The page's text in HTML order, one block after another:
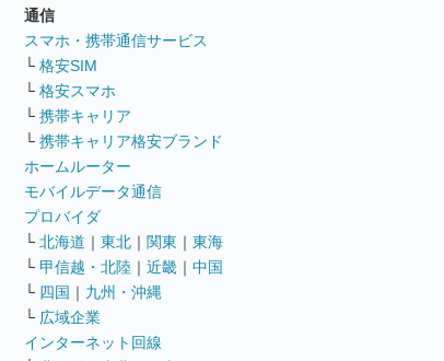
通信
スマホ・携帯通信サービス
└ 格安SIM
└ 格安スマホ
└ 携帯キャリア
└ 携帯キャリア格安ブランド
ホームルーター
モバイルデータ通信
プロバイダ
└ 北海道 ｜ 東北 ｜ 関東 ｜ 東海
└ 甲信越・北陸 ｜ 近畿 ｜ 中国
└ 四国 ｜ 九州・沖縄
└ 広域企業
インターネット回線